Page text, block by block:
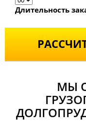
Длительность
МЫ